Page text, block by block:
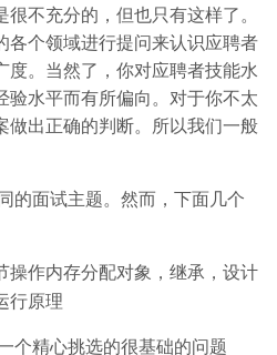
不充分的，但也只有这样了。
各个领域进行提问来认识应聘者
度。当然了，你对应聘者技能水
验水平而有所偏向。对于你不太
做出正确的判断。所以我们一般
面试主题。然而，下面几个
操作内存分配对象，继承，设计
行原理
精心挑选的很基础的问题